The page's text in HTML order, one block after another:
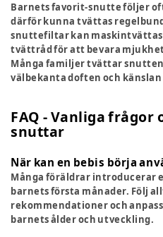
Barnets favorit-snutte följer
därför kunna tvättas
snuttefiltar kan
tvättråd för att bevara
Många familjer tvättar
välbekanta doften och
FAQ - Vanliga
snuttar
När kan en bebis börja
Många föräldrar introducerar
barnets första månader. Följ
rekommendationer och
barnets ålder och utveckling.